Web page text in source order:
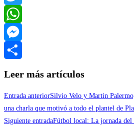
Twitter
WhatsApp
Messenger
Leer más artículos
Entrada anteriorSilvio Velo y Martin
una charla que motivó a todo el plantel de
Siguiente entradaFútbol local: La jornada del